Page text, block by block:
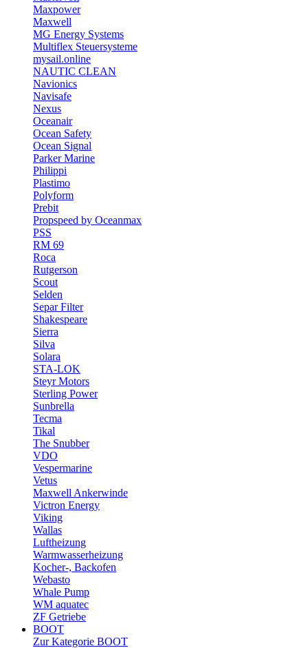
Maxpower
Maxwell
MG Energy Systems
Multiflex Steuersysteme
mysail.online
NAUTIC CLEAN
Navionics
Navisafe
Nexus
Oceanair
Ocean Safety
Ocean Signal
Parker Marine
Philippi
Plastimo
Polyform
Prebit
Propspeed by Oceanmax
PSS
RM 69
Roca
Rutgerson
Scout
Selden
Separ Filter
Shakespeare
Sierra
Silva
Solara
STA-LOK
Steyr Motors
Sterling Power
Sunbrella
Tecma
Tikal
The Snubber
VDO
Vespermarine
Vetus
Maxwell Ankerwinde
Victron Energy
Viking
Wallas
Luftheizung
Warmwasserheizung
Kocher-, Backofen
Webasto
Whale Pump
WM aquatec
ZF Getriebe
BOOT
Zur Kategorie BOOT